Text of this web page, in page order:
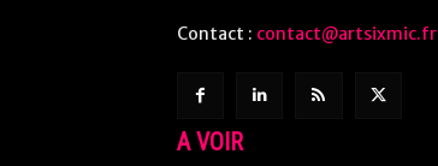
Contact : contact@artsixmic.fr
A VOIR